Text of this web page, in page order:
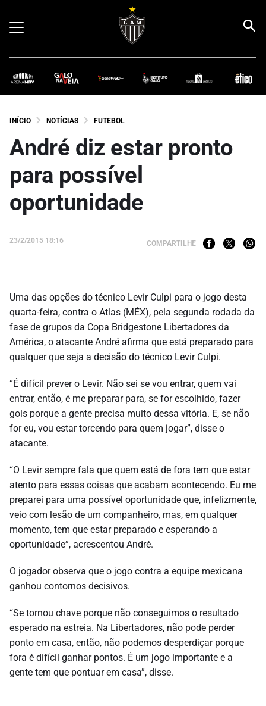
INÍCIO NOTÍCIAS FUTEBOL
André diz estar pronto
para possível
oportunidade
23/2/2015 18:16 COMPARTILHE
Uma das opções do técnico Levir Culpi para o jogo desta
quarta-feira, contra o Atlas (MÉX), pela segunda rodada da
fase de grupos da Copa Bridgestone Libertadores da
América, o atacante André afirma que está preparado para
qualquer que seja a decisão do técnico Levir Culpi.
“É difícil prever o Levir. Não sei se vou entrar, quem vai
entrar, então, é me preparar para, se for escolhido, fazer
gols porque a gente precisa muito dessa vitória. E, se não
for eu, vou estar torcendo para quem jogar”, disse o
atacante.
“O Levir sempre fala que quem está de fora tem que estar
atento para essas coisas que acabam acontecendo. Eu me
preparei para uma possível oportunidade que, infelizmente,
veio com lesão de um companheiro, mas, em qualquer
momento, tem que estar preparado e esperando a
oportunidade”, acrescentou André.
O jogador observa que o jogo contra a equipe mexicana
ganhou contornos decisivos.
“Se tornou chave porque não conseguimos o resultado
esperado na estreia. Na Libertadores, não pode perder
ponto em casa, então, não podemos desperdiçar porque
fora é difícil ganhar pontos. É um jogo importante e a
gente tem que pontuar em casa”, disse.